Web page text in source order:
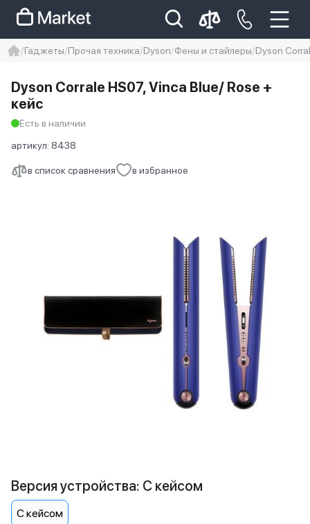
Iphone 14 pro max
айфон 14
Гаджеты Прочая техника Dyson Фены и стайлеры Dyson
в список сравнения в избранное
Dyson Corrale HS07, Vinca Blue/ Rose +
кейс
Есть в наличии
артикул: 8438
Версия устройства: С кейсом
С кейсом